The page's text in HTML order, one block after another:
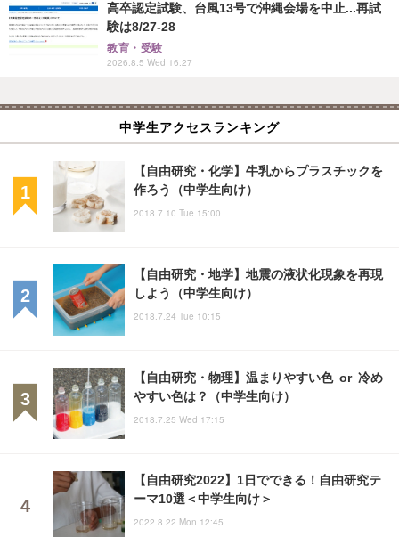
高卒認定試験、台風13号で沖縄会場を中止...再試
験は8/27-28
教育・受験
2026.8.5 Wed 16:27
中学生アクセスランキング
【自由研究・化学】牛乳からプラスチックを
作ろう（中学生向け）
2018.7.10 Tue 15:00
【自由研究・地学】地震の液状化現象を再現
しよう（中学生向け）
2018.7.24 Tue 10:15
【自由研究・物理】温まりやすい色 or 冷め
やすい色は？（中学生向け）
2018.7.25 Wed 17:15
【自由研究2022】1日でできる！自由研究テ
ーマ10選＜中学生向け＞
2022.8.22 Mon 12:45